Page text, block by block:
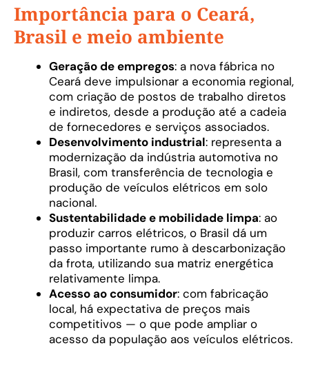
Importância para o Ceará,
Brasil e meio ambiente
Geração de empregos: a nova fábrica no
Ceará deve impulsionar a economia regional,
com criação de postos de trabalho diretos
e indiretos, desde a produção até a cadeia
de fornecedores e serviços associados.
Desenvolvimento industrial: representa a
modernização da indústria automotiva no
Brasil, com transferência de tecnologia e
produção de veículos elétricos em solo
nacional.
Sustentabilidade e mobilidade limpa: ao
produzir carros elétricos, o Brasil dá um
passo importante rumo à descarbonização
da frota, utilizando sua matriz energética
relativamente limpa.
Acesso ao consumidor: com fabricação
local, há expectativa de preços mais
competitivos — o que pode ampliar o
acesso da população aos veículos elétricos.